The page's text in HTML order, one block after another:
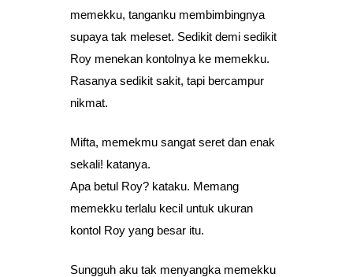
memekku, tanganku membimbingnya
supaya tak meleset. Sedikit demi sedikit
Roy menekan kontolnya ke memekku.
Rasanya sedikit sakit, tapi bercampur
nikmat.
Mifta, memekmu sangat seret dan enak
sekali! katanya.
Apa betul Roy? kataku. Memang
memekku terlalu kecil untuk ukuran
kontol Roy yang besar itu.
Sungguh aku tak menyangka memekku